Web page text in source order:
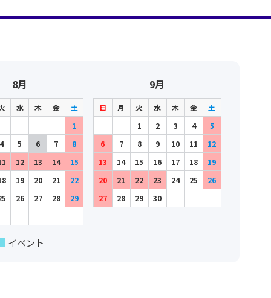
8月
水 木 金
土
1
4 5 6 7
8
12 13 14
15
19 20 21
22
26 27 28
29
9月
日 月 火 水 木 金
土
1
2 3 4
5
6
7 8 9 10 11
12
13
14 15 16 17 18
19
20
21 22 23 24 25
26
27
28 29 30
イベント